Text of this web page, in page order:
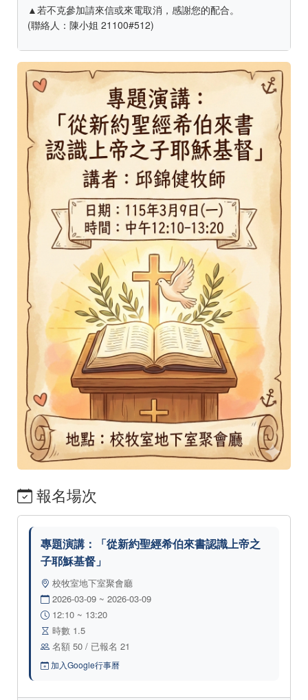
▲若不克參加請來信或來電取消，感謝您的配合。
(聯絡人：陳小姐 21100#512)
報名場次
專題演講：「從新約聖經希伯來書認識上帝之
子耶穌基督」
校牧室地下室聚會廳
2026-03-09 ~ 2026-03-09
12:10 ~ 13:20
時數 1.5
名額 50 / 已報名 21
加入Google行事曆